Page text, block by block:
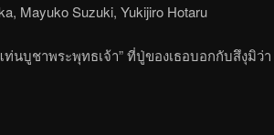
Mayuko Suzuki, Yukijiro Hotaru
นบูชาพระพุทธเจ้า” ที่ปู่ของเธอบอกกับสึงุมิว่า